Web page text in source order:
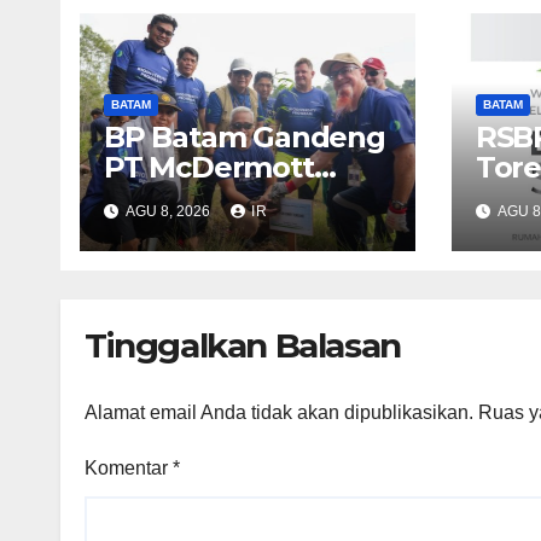
BATAM
BP Batam Gandeng
PT McDermott
Tanam 400 Bambu
Betung di Waduk
Nongsa
AGU 8, 2026 IR
BATAM
AGU
Tinggalkan Balasan
Alamat email Anda tidak akan dipublikasikan. Ruas
Komentar *